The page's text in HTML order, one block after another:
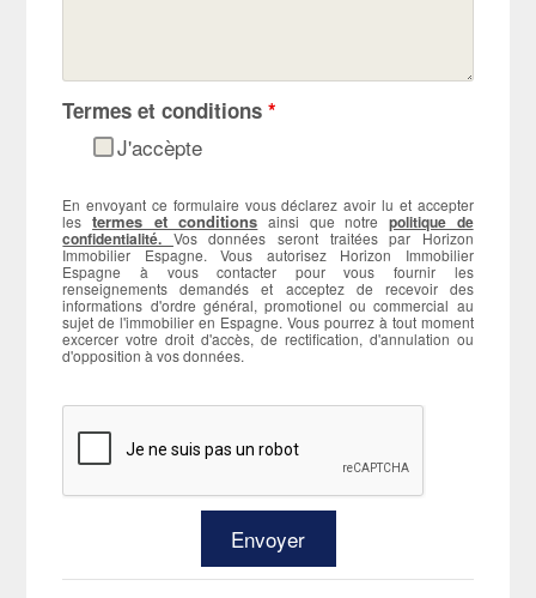
Termes et conditions*
J'accèpte
En envoyant ce formulaire vous déclarez avoir lu et accepter
lestermes et conditions ainsi que notre politique de
confidentialité. Vos données seront traitées par Horizon
Immobilier Espagne. Vous autorisez Horizon Immobilier
Espagne à vous contacter pour vous fournir les
renseignements demandés et acceptez de recevoir des
informations d'ordre général, promotionel ou commercial au
sujet de l'immobilier en Espagne. Vous pourrez à tout moment
excercer votre droit d'accès, de rectification, d'annulation ou
d'opposition à vos données.